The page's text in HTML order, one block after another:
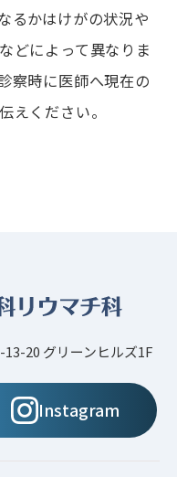
るかはけがの状況や
どによって異なりま
察時に医師へ現在の
えください。
20 グリーンヒルズ1F
Instagram